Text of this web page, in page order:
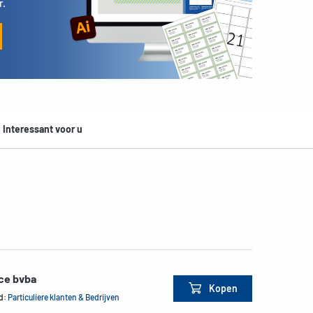
Interessant voor u
bvba
Particuliere klanten & Bedrijven
Kopen